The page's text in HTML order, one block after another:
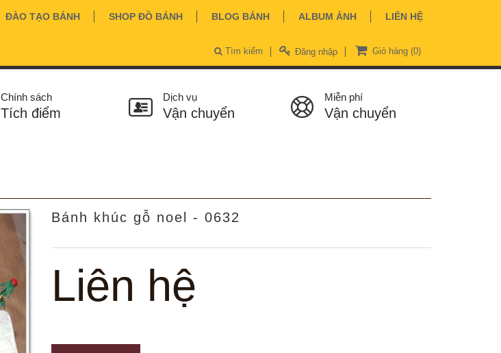
ĐÀO TẠO BÁNH SHOP ĐỒ BÁNH BLOG BÁNH ALBUM ẢNH LIÊN HỆ
Giỏ hàng (0)
Đăng nhập
Tìm kiếm
Chính sách
Tích điểm
Dịch vụ
Vận chuyển
Miễn phí
Vận chuyển
Bánh khúc gỗ noel - 0632
Liên hệ